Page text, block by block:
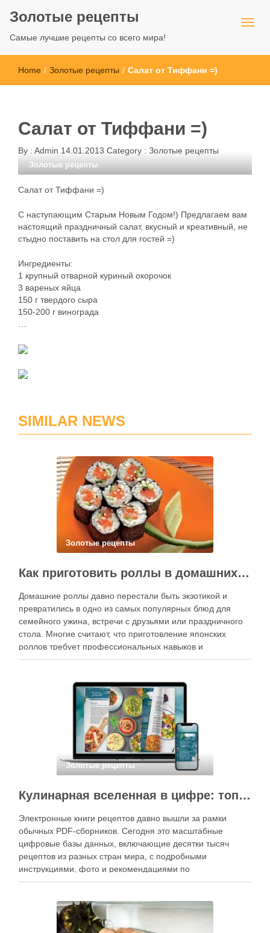
Золотые рецепты
Самые лучшие рецепты со всего мира!
Home / Золотые рецепты / Салат от Тиффани =)
Салат от Тиффани =)
By : Admin 14.01.2013 Category : Золотые рецепты
Золотые рецепты
Салат от Тиффани =)
С наступающим Старым Новым Годом!) Предлагаем вам
настоящий праздничный салат, вкусный и креативный, не
стыдно поставить на стол для гостей =)
Ингредиенты:
1 крупный отварной куриный окорочок
3 вареных яйца
150 г твердого сыра
150-200 г винограда
SIMILAR NEWS
Золотые рецепты
Как приготовить роллы в домашних условиях?
Домашние роллы давно перестали быть экзотикой и
превратились в одно из самых популярных блюд для
семейного ужина, встречи с друзьями или праздничного
стола. Многие считают, что приготовление японских
роллов требует профессиональных навыков и
специального оборудования, однако на практике сделать
кухне. Главное — …
Золотые рецепты
Кулинарная вселенная в цифре: топ-3 самых больших электронных книг рецептов
Электронные книги рецептов давно вышли за рамки
обычных PDF-сборников. Сегодня это масштабные
цифровые базы данных, включающие десятки тысяч
рецептов из разных стран мира, с подробными
инструкциями, фото и рекомендациями по
приготовлению. В отличие от печатных изданий,
контент, расширять коллекции блюд и добавлять новые
функции. Ниже …